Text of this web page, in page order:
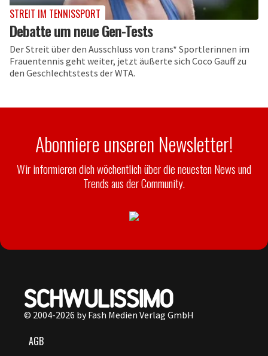
STREIT IM TENNISSPORT
Debatte um neue Gen-Tests
Der Streit über den Ausschluss von trans* Sportlerinnen im
Frauentennis geht weiter, jetzt äußerte sich Coco Gauff zu
den Geschlechtstests der WTA.
Abonniere unseren Newsletter!
Wir informieren dich wöchentlich über die neuesten News und
Trends aus der Community.
© 2004-2026 by Fash Medien Verlag GmbH
AGB